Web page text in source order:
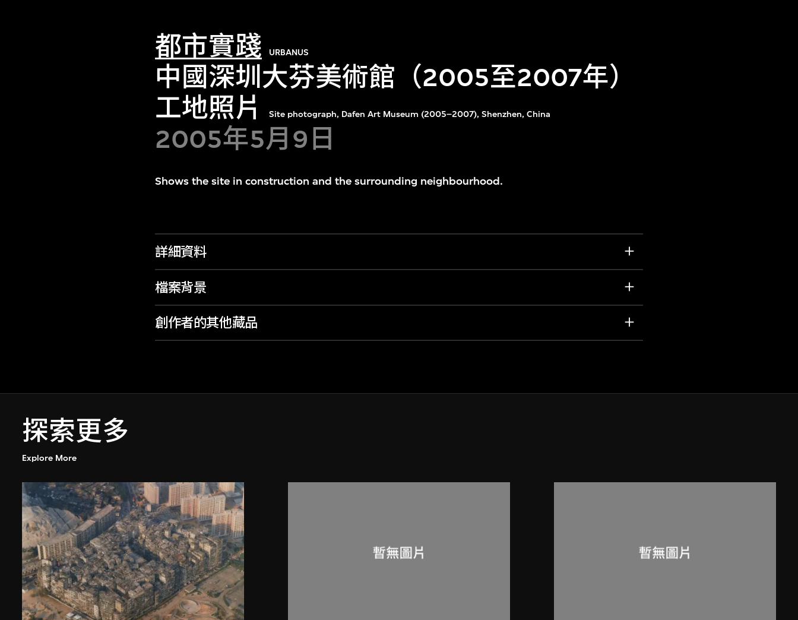
都市實踐 URBANUS
中國深圳大芬美術館（2005至2007年）
工地照片
Site photograph, Dafen Art Museum (2005–2007), Shenzhen, China
2005年5月9日
Shows the site in construction and the surrounding neighbourhood.
詳細資料
檔案背景
創作者的其他藏品
探索更多
Explore More